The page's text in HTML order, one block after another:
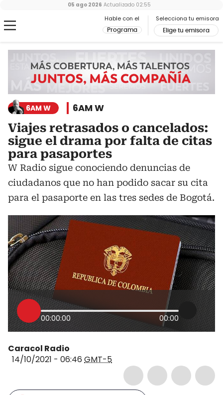
Hable con el
Programa
Selecciona tu emisora
Elige tu emisora
05 ago 2026 Actualizado 02:55
6AM W 6AM W
Viajes retrasados o cancelados:
sigue el drama por falta de citas
para pasaportes
W Radio sigue conociendo denuncias de
ciudadanos que no han podido sacar su cita
para el pasaporte en las tres sedes de Bogotá.
00:00:00 00:00
Caracol Radio
14/10/2021 - 06:46 GMT-5